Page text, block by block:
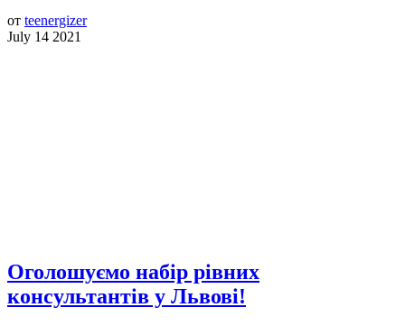
от teenergizer
July 14 2021
Оголошуємо набір рівних
консультантів у Львові!